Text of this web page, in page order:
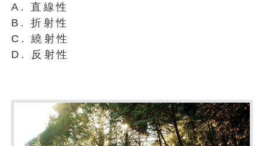
A. 直線性
B. 折射性
C. 繞射性
D. 反射性